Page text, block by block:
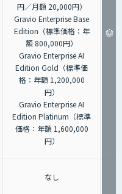
円／月額 20,000円）
Gravio Enterprise Base
Edition（標準価格：年
額 800,000円）
Gravio Enterprise AI
Edition Gold（標準価
格：年額 1,200,000
円）
Gravio Enterprise AI
Edition Platinum（標準
価格：年額 1,600,000
円）
なし